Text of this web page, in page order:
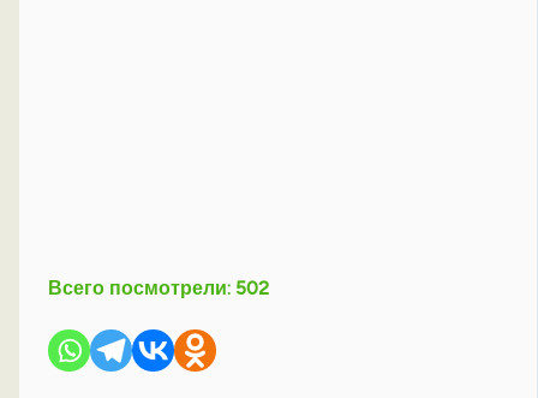
Всего посмотрели: 502